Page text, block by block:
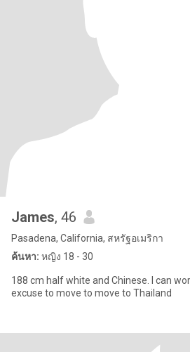
James, 46
Pasadena, California, สหรัฐอเมริกา
ค้นหา: หญิง 18 - 30
188 cm half white and Chinese. I can
excuse to move to move to Thailand